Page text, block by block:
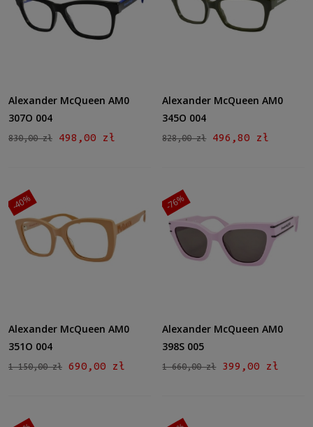
Alexander McQueen AM0
307O 004
830,00 zł 498,00 zł
Alexander McQueen AM0
345O 004
828,00 zł 496,80 zł
Alexander McQueen AM0
351O 004
1 150,00 zł 690,00 zł
-40%
Alexander McQueen AM0
398S 005
1 660,00 zł 399,00 zł
-76%